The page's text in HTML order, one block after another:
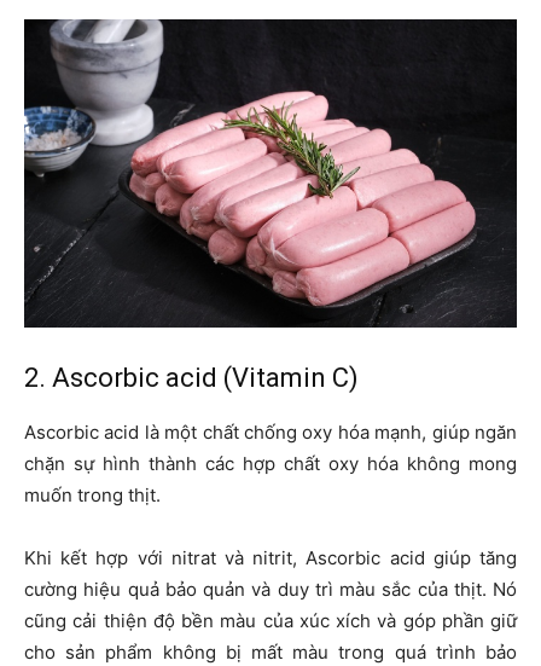
2. Ascorbic acid (Vitamin C)
Ascorbic acid là một chất chống oxy hóa mạnh, giúp ngăn
chặn sự hình thành các hợp chất oxy hóa không mong
muốn trong thịt.
Khi kết hợp với nitrat và nitrit, Ascorbic acid giúp tăng
cường hiệu quả bảo quản và duy trì màu sắc của thịt. Nó
cũng cải thiện độ bền màu của xúc xích và góp phần giữ
cho sản phẩm không bị mất màu trong quá trình bảo